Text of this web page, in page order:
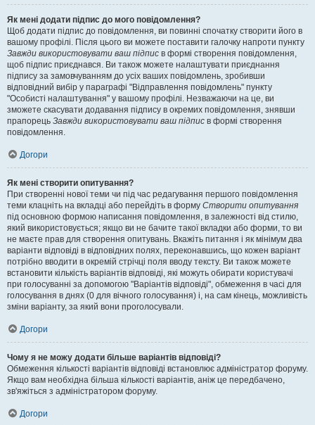
Як мені додати підпис до мого повідомлення?
Щоб додати підпис до повідомлення, ви повинні спочатку створити його в
вашому профілі. Після цього ви можете поставити галочку напроти пункту
Завжди використовувати ваш підпис в формі створення повідомлення,
щоб підпис приєднався. Ви також можете налаштувати приєднання
підпису за замовчуванням до усіх ваших повідомлень, зробивши
відповідний вибір у параграфі "Відправлення повідомлень" пункту
"Особисті налаштування" у вашому профілі. Незважаючи на це, ви
зможете скасувати додавання підпису в окремих повідомлення, знявши
прапорець Завжди використовувати ваш підпис в формі створення
повідомлення.
Догори
Як мені створити опитування?
При створенні нової теми чи під час редагування першого повідомлення
теми клацніть на вкладці або перейдіть в форму Створити опитування
під основною формою написання повідомлення, в залежності від стилю,
який використовується; якщо ви не бачите такої вкладки або форми, то ви
не маєте прав для створення опитувань. Вкажіть питання і як мінімум два
варіанти відповіді в відповідних полях, переконавшись, що кожен варіант
потрібно вводити в окремій стрічці поля вводу тексту. Ви також можете
встановити кількість варіантів відповіді, які можуть обирати користувачі
при голосуванні за допомогою "Варіантів відповіді", обмеження в часі для
голосування в днях (0 для вічного голосування) і, на сам кінець, можливість
зміни варіанту, за який вони проголосували.
Догори
Чому я не можу додати більше варіантів відповіді?
Обмеження кількості варіантів відповіді встановлює адміністратор форуму.
Якщо вам необхідна більша кількості варіантів, аніж це передбачено,
зв'яжіться з адміністратором форуму.
Догори